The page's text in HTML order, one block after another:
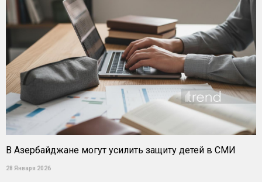
В Азербайджане могут усилить защиту детей в СМИ
28 Января 2026